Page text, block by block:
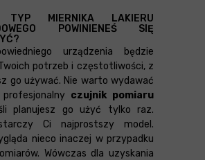
MIERNIKA LAKIERU
POWINIENEŚ SIĘ
urządzenia będzie
potrzeb i częstotliwości, z
go używać. Nie warto wydawać
czujnik pomiaru
planujesz go użyć tylko raz.
Ci najprostszy model.
nieco inaczej w przypadku
Wówczas dla uzyskania